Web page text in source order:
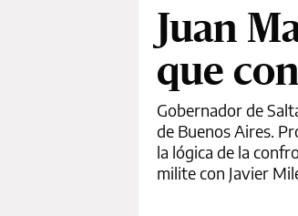
Juan
que
Gobernador de
de Buenos Aires.
la lógica de la
milite con Javier